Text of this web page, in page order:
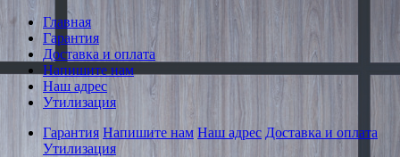
Главная
Гарантия
Доставка и оплата
Напишите нам
Наш адрес
Утилизация
Гарантия Напишите нам Наш адрес Доставка и оплата
Утилизация